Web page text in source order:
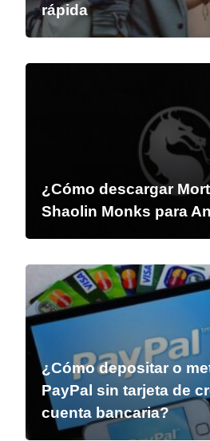
rápida
¿Cómo descargar
Shaolin Monks para
¿Cómo depositar o
PayPal sin tarjeta de
cuenta bancaria?